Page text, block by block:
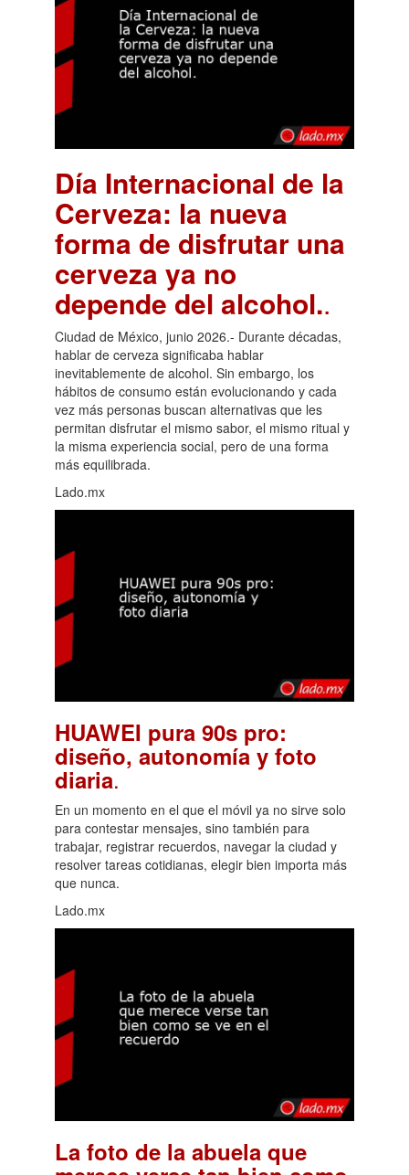
Día Internacional de la
Cerveza: la nueva
forma de disfrutar una
cerveza ya no
depende del alcohol..
Ciudad de México, junio 2026.- Durante décadas,
hablar de cerveza significaba hablar
inevitablemente de alcohol. Sin embargo, los
hábitos de consumo están evolucionando y cada
vez más personas buscan alternativas que les
permitan disfrutar el mismo sabor, el mismo ritual y
la misma experiencia social, pero de una forma
más equilibrada.
Lado.mx
HUAWEI pura 90s pro:
diseño, autonomía y foto
diaria.
En un momento en el que el móvil ya no sirve solo
para contestar mensajes, sino también para
trabajar, registrar recuerdos, navegar la ciudad y
resolver tareas cotidianas, elegir bien importa más
que nunca.
Lado.mx
La foto de la abuela que